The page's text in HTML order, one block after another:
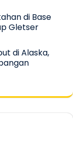
di Base
Gletser
di Alaska,